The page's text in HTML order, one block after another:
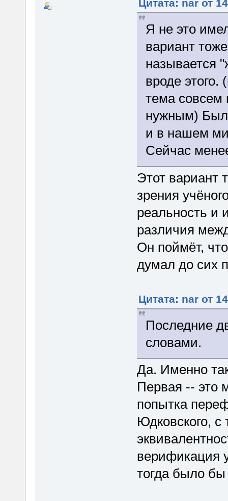
Цитата: nar от
Я не это
вариант
называется
вроде
тема совсем
нужным)
и в нашем
Сейчас
Этот вариант
зрения
реальность и
различия
Он поймёт,
думал до сих
Цитата: nar от
Последние
словами.
Да. Именно
Первая -- это
попытка
Юдковского,
верификация
тогда было бы